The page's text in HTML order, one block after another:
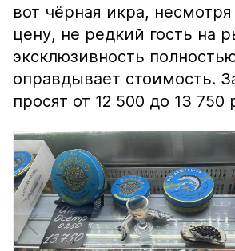
вот чёрная икра,
цену, не редкий гость на
эксклюзивность
оправдывает стоимость.
просят от 12 500 до 13 750